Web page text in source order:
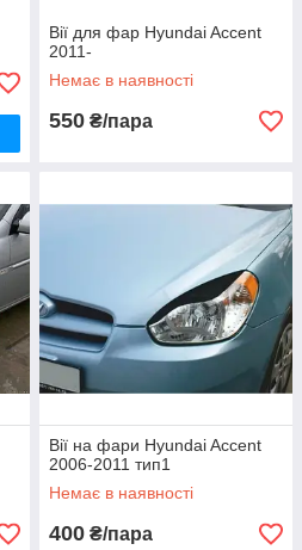
Вії для фар Hyundai Accent
2011-
Немає в наявності
550 ₴/пара
Вії на фари Hyundai Accent
2006-2011 тип1
Немає в наявності
400 ₴/пара